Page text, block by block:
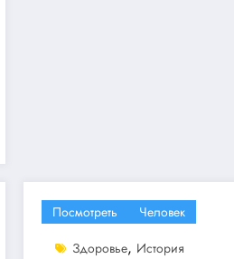
Посмотреть
Человек
Здоровье, История